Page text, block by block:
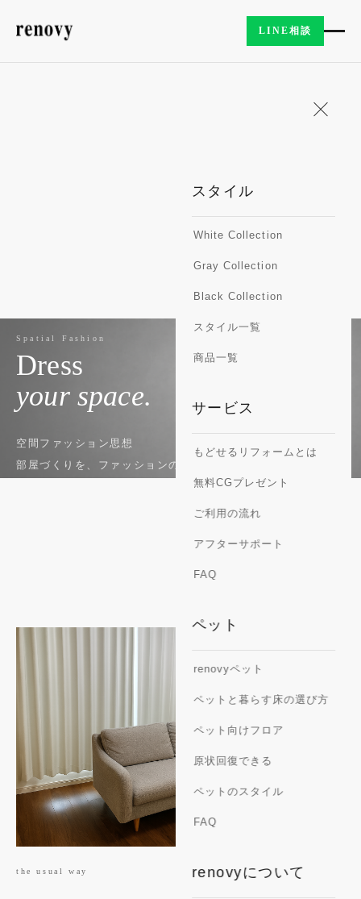
LINE相談
スタイル
White Collection
Gray Collection
Black Collection
スタイル一覧
商品一覧
サービス
もどせるリフォームとは
無料CGプレゼント
ご利用の流れ
アフターサポート
FAQ
ペット
renovyペット
ペットと暮らす床の選び方
ペット向けフロア
原状回復できる
ペットのスタイル
FAQ
renovyについて
Spatial Fashion
Dress
your space.
空間ファッション思想
部屋づくりを、ファッションのように。
the usual way